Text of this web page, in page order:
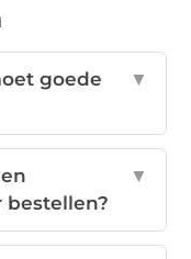
goede
▼
bestellen?
▼